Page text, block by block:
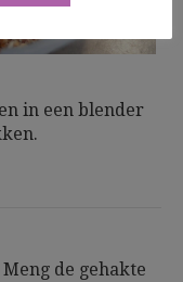
in een blender
de gehakte